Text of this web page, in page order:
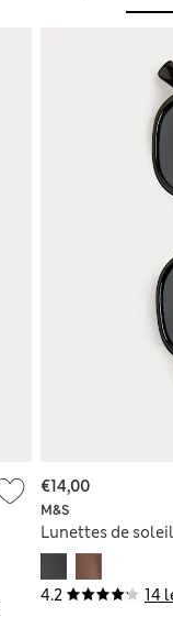
4.2 14
M&S
Lunettes de
€14,00